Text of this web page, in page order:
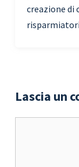
creazione di
Lascia un